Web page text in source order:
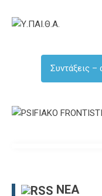
Συντάξεις –
ΝΈΑ